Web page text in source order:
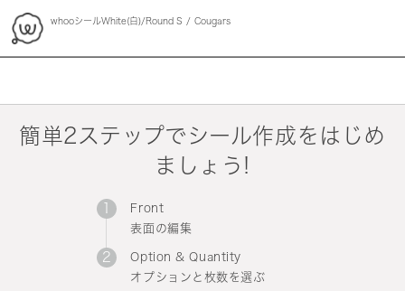
whoo
whooシールWhite(白)/Round S Cougars
簡単2ステップでシール作成をはじめ
ましょう!
Front
表面の編集
Option & Quantity
オプションと枚数を選ぶ